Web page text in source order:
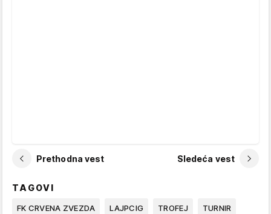
Prethodna vest Sledeća vest
TAGOVI
FK CRVENA ZVEZDA LAJPCIG TROFEJ TURNIR